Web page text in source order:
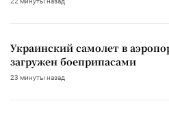
Украинский самолет в
загружен боеприпасами
23 минуты назад